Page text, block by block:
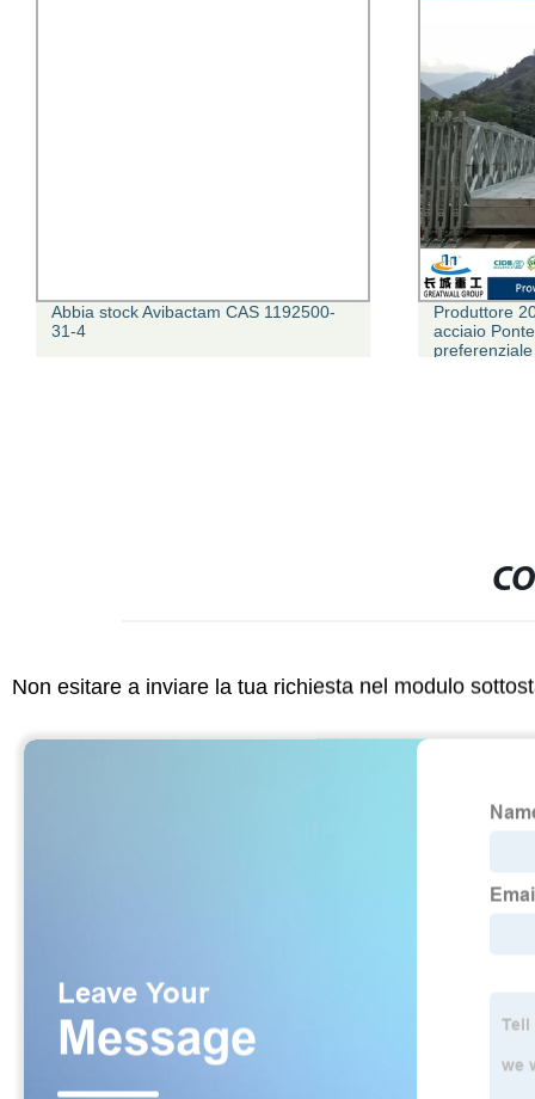
Abbia stock Avibactam CAS 1192500-
31-4
Produttore
acciaio
preferenziale
Non esitare a inviare la tua richiesta nel modulo